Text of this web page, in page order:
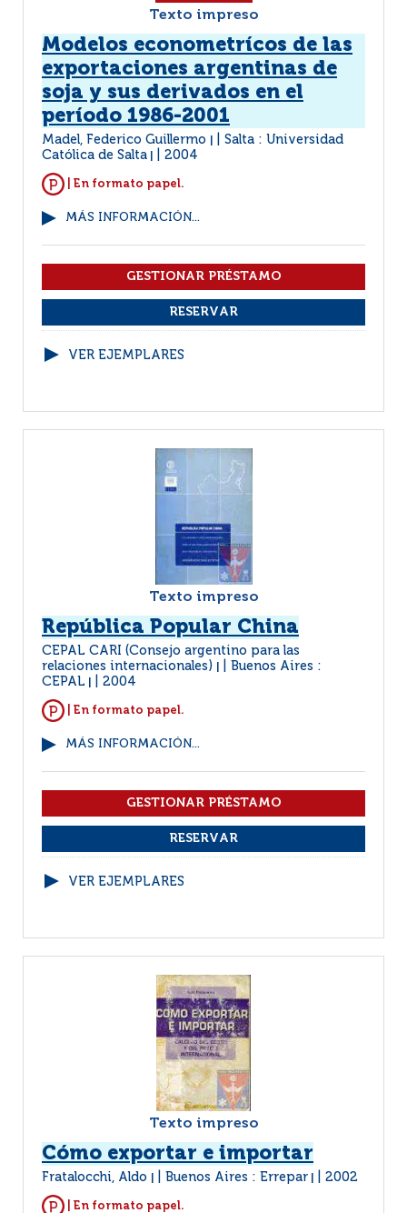
Texto impreso
Modelos econometrícos de las
exportaciones argentinas de
soja y sus derivados en el
período 1986-2001
Madel, Federico Guillermo
Salta : Universidad
Católica de Salta
2004
| En formato papel.
MÁS INFORMACIÓN...
VER EJEMPLARES
Texto impreso
República Popular China
CEPAL CARI (Consejo argentino para las
relaciones internacionales)
Buenos Aires :
CEPAL
2004
| En formato papel.
MÁS INFORMACIÓN...
VER EJEMPLARES
Texto impreso
Cómo exportar e importar
Fratalocchi, Aldo Buenos Aires : Errepar 2002
| En formato papel.